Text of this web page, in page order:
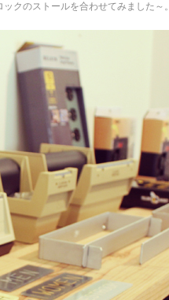
クのストールを合わせてみました～。